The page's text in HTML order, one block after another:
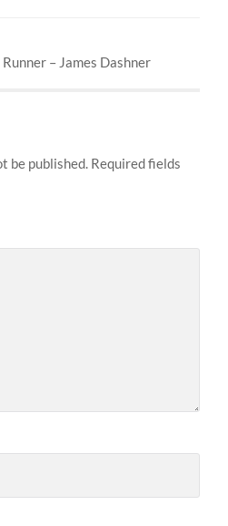
– James Dashner
be published. Required fields